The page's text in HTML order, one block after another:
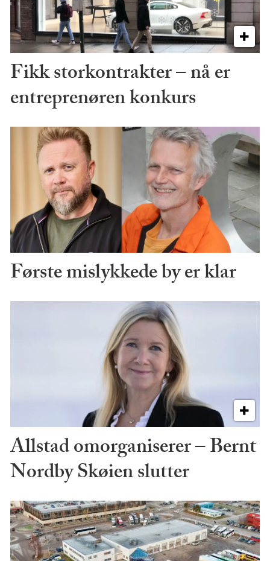
Fikk storkontrakter – nå er
entreprenøren konkurs
Første mislykkede by er klar
Allstad omorganiserer – Bernt
Nordby Skøien slutter